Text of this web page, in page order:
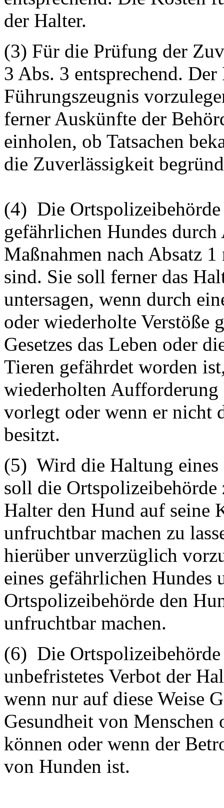
der Halter.
(3) Für die Prüfung der
3 Abs. 3 entsprechend.
Führungszeugnis
ferner Auskünfte der
einholen, ob Tatsachen
die Zuverlässigkeit
(4) Die Ortspolizeibehörde
gefährlichen Hundes
Maßnahmen nach Absatz
sind. Sie soll ferner das
untersagen, wenn durch
oder wiederholte Verstöße
Gesetzes das Leben oder
Tieren gefährdet worden
wiederholten Aufforderung
vorlegt oder wenn er nicht
besitzt.
(5) Wird die Haltung eines
soll die Ortspolizeibehörde
Halter den Hund auf seine
unfruchtbar machen zu
hierüber unverzüglich
eines gefährlichen Hundes
Ortspolizeibehörde den
unfruchtbar machen.
(6) Die
unbefristetes Verbot der
wenn nur auf diese Weise
Gesundheit von Menschen
können oder wenn der
von Hunden ist.